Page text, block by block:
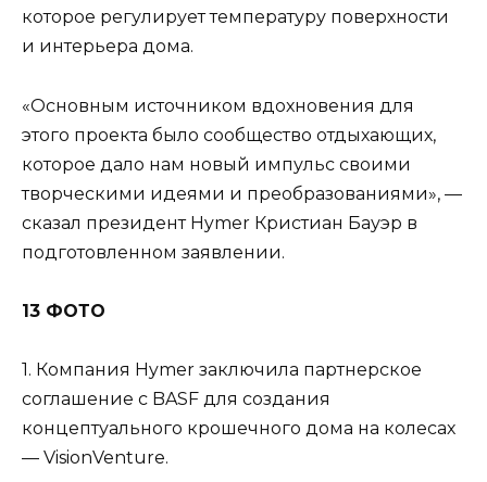
которое регулирует температуру поверхности
и интерьера дома.
«Основным источником вдохновения для
этого проекта было сообщество отдыхающих,
которое дало нам новый импульс своими
творческими идеями и преобразованиями», —
сказал президент Hymer Кристиан Бауэр в
подготовленном заявлении.
13 ФОТО
1. Компания Hymer заключила партнерское
соглашение с BASF для создания
концептуального крошечного дома на колесах
— VisionVenture.